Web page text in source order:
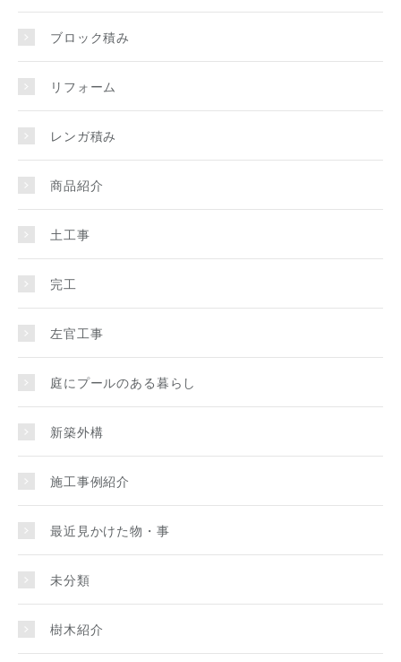
ブロック積み
リフォーム
レンガ積み
商品紹介
土工事
完工
左官工事
庭にプールのある暮らし
新築外構
施工事例紹介
最近見かけた物・事
未分類
樹木紹介